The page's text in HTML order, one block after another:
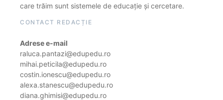
care trăim sunt sistemele de educație și cercetare.
CONTACT REDACȚIE
Adrese e-mail
raluca.pantazi@edupedu.ro
mihai.peticila@edupedu.ro
costin.ionescu@edupedu.ro
alexa.stanescu@edupedu.ro
diana.ghimisi@edupedu.ro